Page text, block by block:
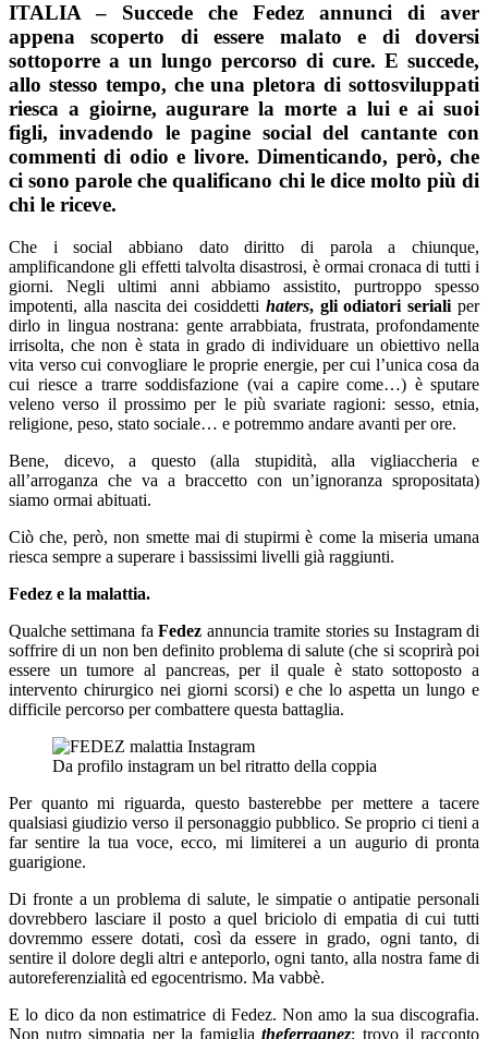
ITALIA – Succede che Fedez annunci di aver
appena scoperto di essere malato e di doversi
sottoporre a un lungo percorso di cure. E succede,
allo stesso tempo, che una pletora di sottosviluppati
riesca a gioirne, augurare la morte a lui e ai suoi
figli, invadendo le pagine social del cantante con
commenti di odio e livore. Dimenticando, però, che
ci sono parole che qualificano chi le dice molto più di
chi le riceve.
Che i social abbiano dato diritto di parola a chiunque,
amplificandone gli effetti talvolta disastrosi, è ormai cronaca di tutti i
giorni. Negli ultimi anni abbiamo assistito, purtroppo spesso
impotenti, alla nascita dei cosiddetti haters, gli odiatori seriali per
dirlo in lingua nostrana: gente arrabbiata, frustrata, profondamente
irrisolta, che non è stata in grado di individuare un obiettivo nella
vita verso cui convogliare le proprie energie, per cui l’unica cosa da
cui riesce a trarre soddisfazione (vai a capire come…) è sputare
veleno verso il prossimo per le più svariate ragioni: sesso, etnia,
religione, peso, stato sociale… e potremmo andare avanti per ore.
Bene, dicevo, a questo (alla stupidità, alla vigliaccheria e
all’arroganza che va a braccetto con un’ignoranza spropositata)
siamo ormai abituati.
Ciò che, però, non smette mai di stupirmi è come la miseria umana
riesca sempre a superare i bassissimi livelli già raggiunti.
Fedez e la malattia.
Qualche settimana faFedez annuncia tramite stories su Instagram di
soffrire di un non ben definito problema di salute (che si scoprirà poi
essere un tumore al pancreas, per il quale è stato sottoposto a
intervento chirurgico nei giorni scorsi) e che lo aspetta un lungo e
difficile percorso per combattere questa battaglia.
Da profilo instagram un bel ritratto della coppia
Per quanto mi riguarda, questo basterebbe per mettere a tacere
qualsiasi giudizio verso il personaggio pubblico. Se proprio ci tieni a
far sentire la tua voce, ecco, mi limiterei a un augurio di pronta
guarigione.
Di fronte a un problema di salute, le simpatie o antipatie personali
dovrebbero lasciare il posto a quel briciolo di empatia di cui tutti
dovremmo essere dotati, così da essere in grado, ogni tanto, di
sentire il dolore degli altri e anteporlo, ogni tanto, alla nostra fame di
autoreferenzialità ed egocentrismo. Ma vabbè.
E lo dico da non estimatrice di Fedez. Non amo la sua discografia.
Non nutro simpatia per la famigliatheferragnez; trovo il racconto